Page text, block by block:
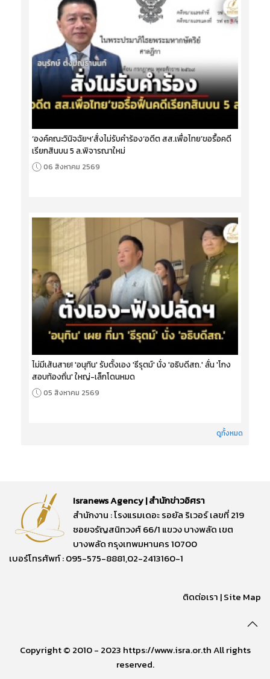
‘องค์คณะวินิจฉัยฯ’สั่งไม่รับคำร้อง‘อดีต สส.เพื่อไทย’ขอรื้อคดี
เรียกสินบน 5 ล.พิจารณาใหม่
06 สิงหาคม 2569
ไม่มีเส้นสาย! 'อนุทิน' รับตั้งเอง 'ธีรุตม์' นั่ง 'อธิบดีสถ.' ลั่น 'โกง
สอบท้องถิ่น' ใหญ่-เล็กโดนหมด
05 สิงหาคม 2569
ดูทั้งหมด
Isranews Agency | สำนักข่าวอิศรา
สำนักงาน : โรงแรมเดอะ รอยัล ริเวอร์ เลขที่ 219
ซอยจรัญสนิทวงศ์ 66/1 แขวง บางพลัด เขต
บางพลัด กรุงเทพมหานคร 10700
เบอร์โทรศัพท์ : 095-575-8881,02-2413160-1
ติดต่อเรา |Site Map
Copyright © 2010 - 2023 https://www.isra.or.th All rights
reserved.